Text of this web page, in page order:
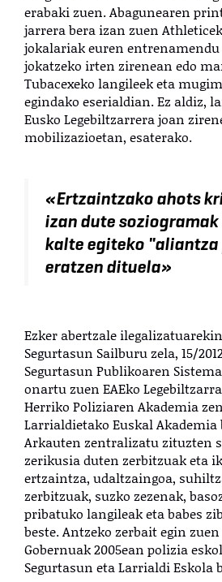
erabaki zuen. Abagunearen
jarrera bera izan zuen
jokalariak euren
jokatzeko irten zirenean edo
Tubacexeko langileek eta
egindako eserialdian. Ez aldiz,
Eusko Legebiltzarrera joan
mobilizazioetan, esaterako.
«Ertzaintzako ahots
izan dute
kalte egiteko
eratzen dituela»
Ezker abertzale
Segurtasun Sailburu zela, 15/
Segurtasun Publikoaren
onartu zuen EAEko
Herriko Poliziaren Akademia
Larrialdietako Euskal
Arkauten zentralizatu zituzten
zerikusia duten zerbitzuak eta
ertzaintza, udaltzaingoa,
zerbitzuak, suzko zezenak,
pribatuko langileak eta babes
beste. Antzeko zerbait egin
Gobernuak 2005ean polizia
Segurtasun eta Larrialdi Eskola